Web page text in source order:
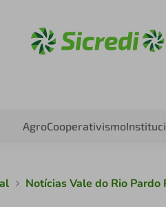
AgroCooperativismo
Notícias Vale do Rio Pardo